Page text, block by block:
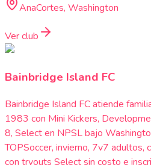
AnaCortes, Washington
Ver club
Bainbridge Island FC
Bainbridge Island FC atiende
1983 con Mini Kickers,
8, Select en NPSL bajo
TOPSoccer, invierno, 7v7 adultos,
con tryouts Select sin costo e